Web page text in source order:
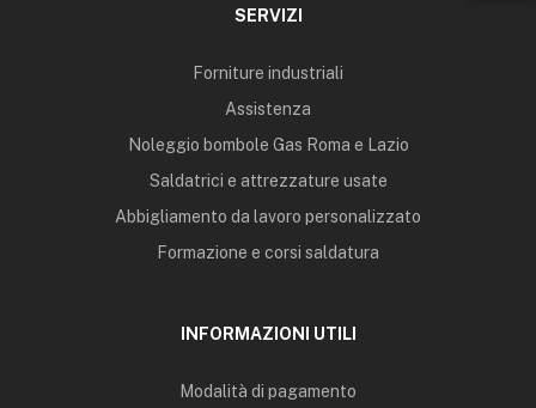
SERVIZI
Forniture industriali
Assistenza
Noleggio bombole Gas Roma e Lazio
Saldatrici e attrezzature usate
Abbigliamento da lavoro personalizzato
Formazione e corsi saldatura
INFORMAZIONI UTILI
Modalità di pagamento